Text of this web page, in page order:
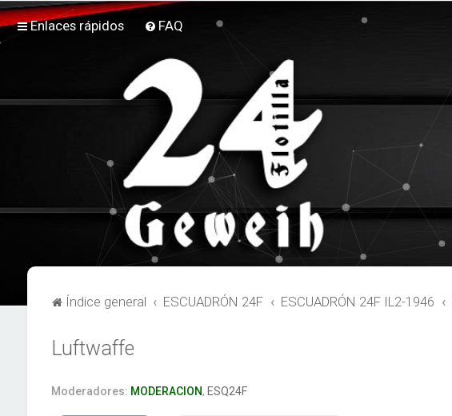
Enlaces rápidos FAQ
Índice general ESCUADRÓN 24F ESCUADRÓN 24F IL2-1946
Luftwaffe
Moderadores: MODERACION, ESQ24F